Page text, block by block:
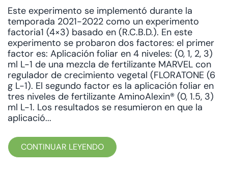
Este experimento se implementó durante la
temporada 2021-2022 como un experimento
factoria1 (4×3) basado en (R.C.B.D.). En este
experimento se probaron dos factores: el primer
factor es: Aplicación foliar en 4 niveles: (0, 1, 2, 3)
ml L-1 de una mezcla de fertilizante MARVEL con
regulador de crecimiento vegetal (FLORATONE (6
g L-1). El segundo factor es la aplicación foliar en
tres niveles de fertilizante AminoAlexin® (0, 1.5, 3)
ml L-1. Los resultados se resumieron en que la
aplicació...
CONTINUAR LEYENDO